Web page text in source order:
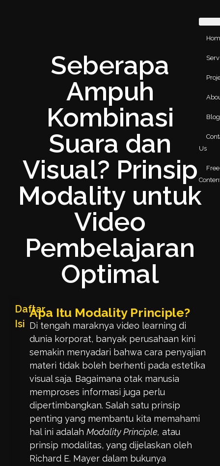
Blog
Us
Free
Seberapa
Ampuh
Kombinasi
Suara dan
Visual? Prinsip
Modality untuk
Video
Pembelajaran
Optimal
Daftar
Isi
Apa Itu Modality Principle?
Di tengah maraknya video learning di
dunia korporat, banyak perusahaan kini
semakin menyadari bahwa cara penyajian
materi tidak boleh berhenti pada estetika
visual saja. Bagaimana otak manusia
memproses informasi juga perlu
dipertimbangkan. Salah satu prinsip
penting yang membantu kita memahami
hal ini adalah Modality Principle, atau
prinsip modalitas, yang dijelaskan oleh
Richard E. Mayer dalam bukunya